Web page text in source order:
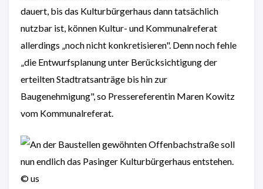
dauert, bis das Kulturbürgerhaus dann tatsächlich
nutzbar ist, können Kultur- und Kommunalreferat
allerdings „noch nicht konkretisieren". Denn noch fehle
„die Entwurfsplanung unter Berücksichtigung der
erteilten Stadtratsanträge bis hin zur
Baugenehmigung", so Pressereferentin Maren Kowitz
vom Kommunalreferat.